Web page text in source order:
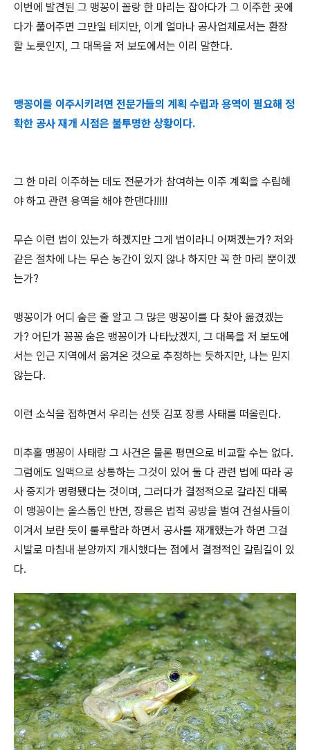
이번에 발견된 그 맹꽁이 꼴랑 한 마리는 잡아다가 그 이주한 곳에
다가 풀어주면 그만일 테지만, 이게 얼마나 공사업체로서는 환장
할 노릇인지, 그 대목을 저 보도에서는 이리 말한다.
맹꽁이를 이주시키려면 전문가들의 계획 수립과 용역이 필요해 정
확한 공사 재개 시점은 불투명한 상황이다.
그 한 마리 이주하는 데도 전문가가 참여하는 이주 계획을 수립해
야 하고 관련 용역을 해야 한댄다!!!!!
무슨 이런 법이 있는가 하겠지만 그게 법이라니 어쩌겠는가? 저와
같은 절차에 나는 무슨 농간이 있지 않나 하지만 꼭 한 마리 뿐이겠
는가?
맹꽁이가 어디 숨은 줄 알고 그 많은 맹꽁이를 다 찾아 옮겼겠는
가? 어딘가 꽁꽁 숨은 맹꽁이가 나타났겠지, 그 대목을 저 보도에
서는 인근 지역에서 옮겨온 것으로 추정하는 듯하지만, 나는 믿지
않는다.
이런 소식을 접하면서 우리는 선뜻 김포 장릉 사태를 떠올린다.
미추홀 맹꽁이 사태랑 그 사건은 물론 평면으로 비교할 수는 없다.
그럼에도 일맥으로 상통하는 그것이 있어 둘 다 관련 법에 따라 공
사 중지가 명령됐다는 것이며, 그러다가 결정적으로 갈라진 대목
이 맹꽁이는 올스톱인 반면, 장릉은 법적 공방을 벌여 건설사들이
이겨서 보란 듯이 룰루랄라 하면서 공사를 재개했는가 하면 그걸
시발로 마침내 분양까지 개시했다는 점에서 결정적인 갈림길이 있
다.